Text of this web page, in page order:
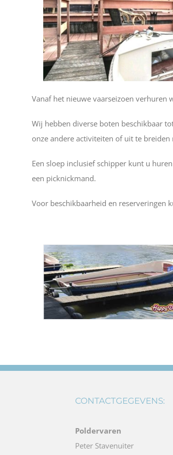
Vanaf het nieuwe vaarseizoen verhuren
Wij hebben diverse boten beschikbaar
onze andere activiteiten of uit te
Een sloep inclusief schipper kunt u
een picknickmand.
Voor beschikbaarheid en reserveringen
CONTACTGEGEVENS:
Poldervaren
Peter Stavenuiter